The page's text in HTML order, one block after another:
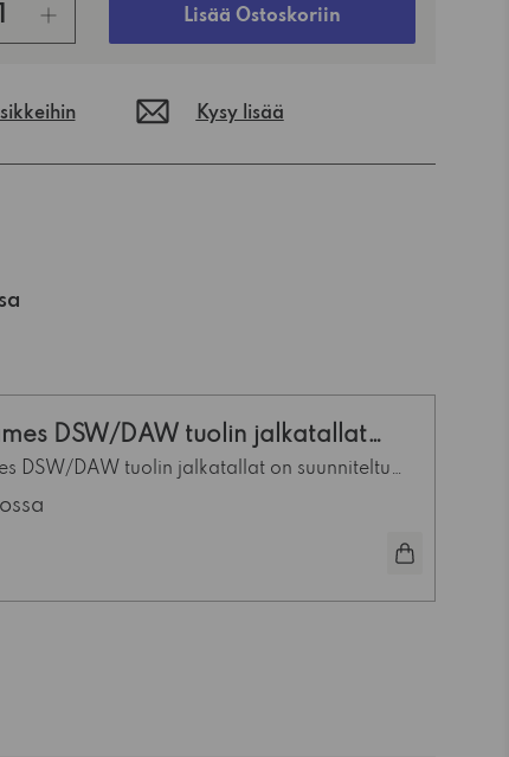
Lisää Ostoskoriin
Kysy lisää
DSW/DAW tuolin jalkatallat
DSW/DAW tuolin jalkatallat on suunniteltu
lattioita ja parantamaan tuolien
ja DAW-tuoleihin, vähentäen
ja parantaen pitoa eri